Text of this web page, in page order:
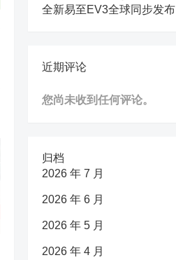
全新易至EV3全球同步发布
近期评论
您尚未收到任何评论。
归档
2026 年 7 月
2026 年 6 月
2026 年 5 月
2026 年 4 月